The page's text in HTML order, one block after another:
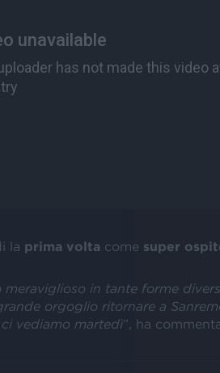
la prima volta come super
meraviglioso in tante forme
orgoglio ritornare a
vediamo martedì”, ha